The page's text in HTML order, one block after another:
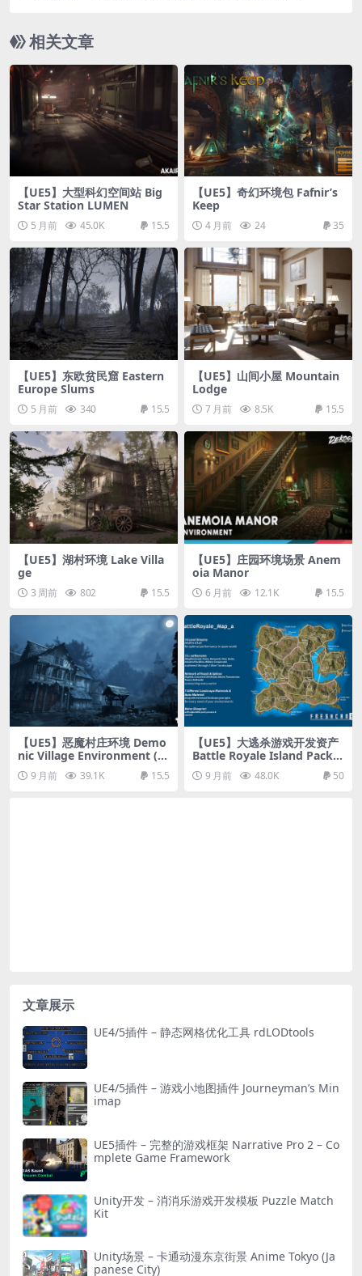
相关文章
【UE5】大型科幻空间站 Big
Star Station LUMEN
5 月前 45.0K 15.5
【UE5】奇幻环境包 Fafnir’s
Keep
4 月前 24 35
【UE5】东欧贫民窟 Eastern
Europe Slums
5 月前 340 15.5
【UE5】山间小屋 Mountain
Lodge
7 月前 8.5K 15.5
【UE5】湖村环境 Lake Villa
ge
3 周前 802 15.5
【UE5】庄园环境场景 Anem
oia Manor
6 月前 12.1K 15.5
【UE5】恶魔村庄环境 Demo
nic Village Environment ( D
emonic Medieval Village Vil
lage Medieval 3D Art )
9 月前 39.1K 15.5
【UE5】大逃杀游戏开发资产
Battle Royale Island Pack
(Battle Royale, Battle Royal
e Buildings, Island )
9 月前 48.0K 50
文章展示
UE4/5插件 – 静态网格优化工具 rdLODtools
UE4/5插件 – 游戏小地图插件 Journeyman’s Min
imap
UE5插件 – 完整的游戏框架 Narrative Pro 2 – Co
mplete Game Framework
Unity开发 – 消消乐游戏开发模板 Puzzle Match
Kit
Unity场景 – 卡通动漫东京街景 Anime Tokyo (Ja
panese City)